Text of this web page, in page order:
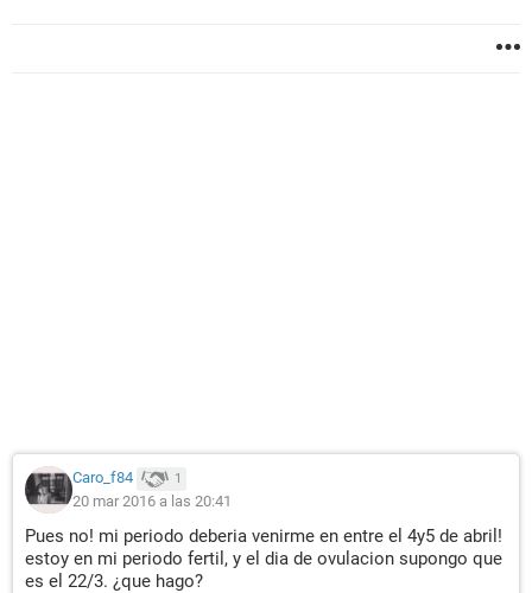
Caro_f84 1
20 mar 2016 a las 20:41
Pues no! mi periodo deberia venirme en entre el 4y5 de abril!
estoy en mi periodo fertil, y el dia de ovulacion supongo que
es el 22/3. ¿que hago?